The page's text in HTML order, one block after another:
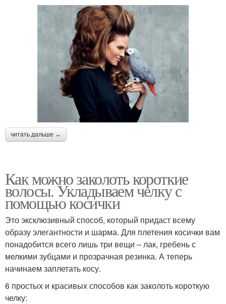
читать дальше →
Как можно заколоть короткие
волосы. Укладываем челку с
помощью косички
Это эксклюзивный способ, который придаст всему
образу элегантности и шарма. Для плетения косички вам
понадобится всего лишь три вещи – лак, гребень с
мелкими зубцами и прозрачная резинка. А теперь
начинаем заплетать косу.
6 простых и красивых способов как заколоть короткую
челку: